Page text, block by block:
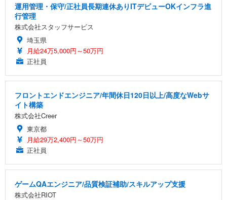
運用管理・保守/正社員長期連休ありITデビューOKインフラ進
行管理
株式会社スタッフサービス
埼玉県
月給24万5,000円～50万円
正社員
フロントエンドエンジニア/年間休日120日以上/高度なWebサ
イト構築
株式会社Creer
東京都
月給29万2,400円～50万円
正社員
ゲームQAエンジニア/品質検証補助/スキルアップ支援
株式会社RIOT